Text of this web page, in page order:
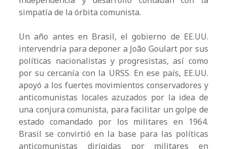
simpatía de la órbita comunista.
Un año antes en Brasil, el gobierno de EE.UU.
intervendría para deponer a João Goulart por sus
políticas nacionalistas y progresistas, así como
por su cercanía con la URSS. En ese país, EE.UU.
apoyó a los fuertes movimientos conservadores y
anticomunistas locales azuzados por la idea de
una conjura comunista, para facilitar un golpe de
estado comandado por los militares en 1964.
Brasil se convirtió en la base para las políticas
anticomunistas dirigidas por militares en